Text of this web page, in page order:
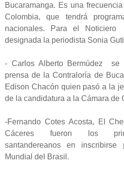
Bucaramanga. Es una
Colombia, que tendrá
nacionales. Para el
designada la periodista Sonia
- Carlos Alberto Bermúdez se
prensa de la Contraloría de
Edison Chacón quien pasó a la
de la candidatura a la Cámara de
-Fernando Cotes Acosta, El
Cáceres fueron los
santandereanos en
Mundial del Brasil.